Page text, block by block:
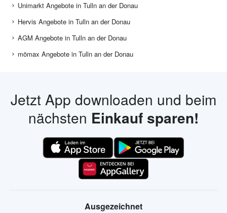
Unimarkt Angebote in Tulln an der Donau
Hervis Angebote in Tulln an der Donau
AGM Angebote in Tulln an der Donau
mömax Angebote in Tulln an der Donau
Jetzt App downloaden und beim
nächsten Einkauf sparen!
Ausgezeichnet